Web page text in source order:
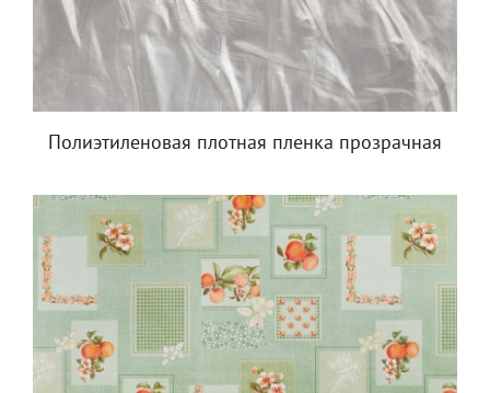
Полиэтиленовая плотная пленка прозрачная